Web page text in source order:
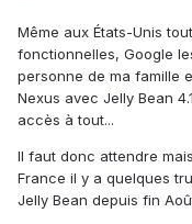
Même aux États-Unis
fonctionnelles, Google
personne de ma famille
Nexus avec Jelly Bean
accès à tout...
Il faut donc attendre
France il y a quelques
Jelly Bean depuis fin